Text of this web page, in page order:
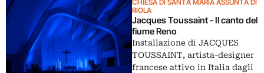
CHIESA DI SANTA MARIA ASSUNTA DI
RIOLA
Jacques Toussaint - Il canto del
fiume Reno
Installazione di JACQUES
TOUSSAINT, artista-designer
francese attivo in Italia dagli